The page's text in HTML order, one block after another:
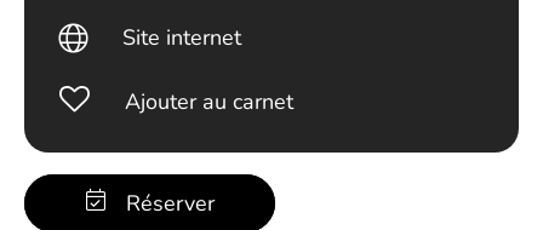
Site internet
Ajouter au carnet
Réserver